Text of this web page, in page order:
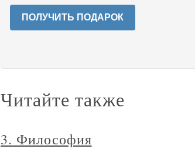
ПОЛУЧИТЬ ПОДАРОК
Читайте также
3. Философия